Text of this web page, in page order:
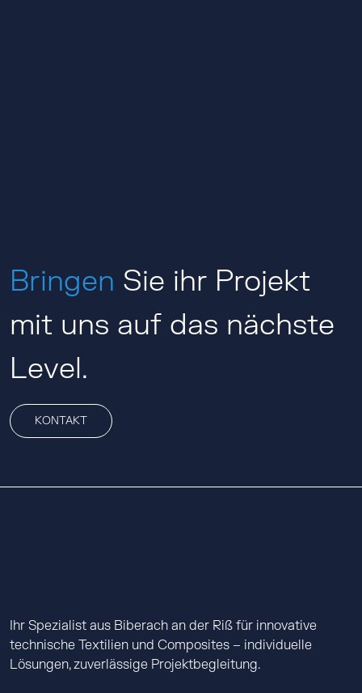
Bringen Sie ihr Projekt
mit uns auf das nächste
Level.
KONTAKT
Ihr Spezialist aus Biberach an der Riß für innovative
technische Textilien und Composites – individuelle
Lösungen, zuverlässige Projektbegleitung.